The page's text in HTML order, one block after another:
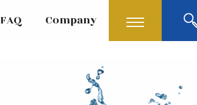
FAQ Company